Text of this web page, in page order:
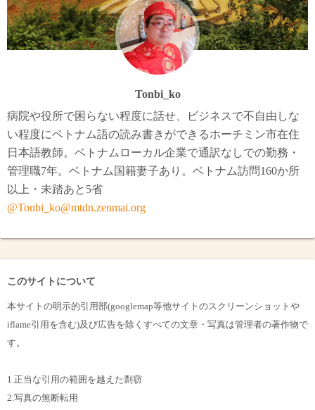
Tonbi_ko
病院や役所で困らない程度に話せ、ビジネスで不自由しな
い程度にベトナム語の読み書きができるホーチミン市在住
日本語教師。ベトナムローカル企業で通訳なしでの勤務・
管理職7年。ベトナム国籍妻子あり。ベトナム訪問160か所
以上・未踏あと5省
@Tonbi_ko@mtdn.zenmai.org
このサイトについて
本サイトの明示的引用部(googlemap等他サイトのスクリーンショットや
iflame引用を含む)及び広告を除くすべての文章・写真は管理者の著作物で
す。
1.正当な引用の範囲を越えた剽窃
2.写真の無断転用